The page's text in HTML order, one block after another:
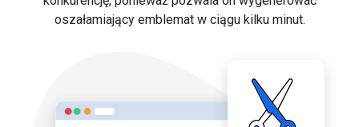
oszałamiający emblemat w ciągu kilku minut.